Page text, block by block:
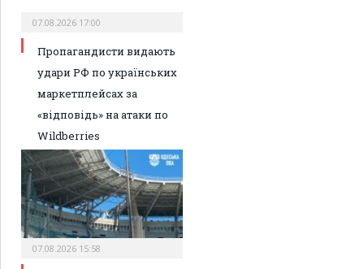
07.08.2026 17:00
Пропагандисти видають
удари РФ по українських
маркетплейсах за
«відповідь» на атаки по
Wildberries
07.08.2026 15:58